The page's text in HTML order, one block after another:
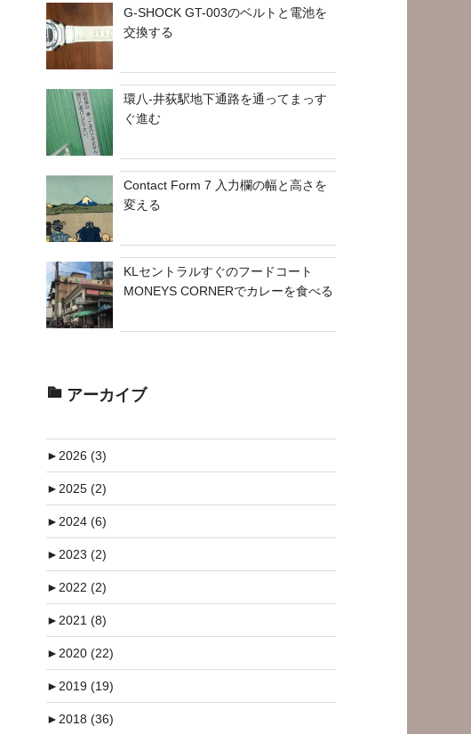
G-SHOCK GT-003のベルトと電池を
交換する
環八-井荻駅地下通路を通ってまっす
ぐ進む
Contact Form 7 入力欄の幅と高さを
変える
KLセントラルすぐのフードコート
MONEYS CORNERでカレーを食べる
アーカイブ
►2026 (3)
►2025 (2)
►2024 (6)
►2023 (2)
►2022 (2)
►2021 (8)
►2020 (22)
►2019 (19)
►2018 (36)